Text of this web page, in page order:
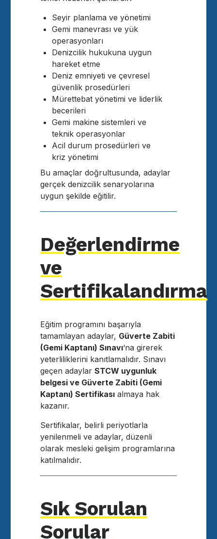
Seyir planlama ve yönetimi
Gemi manevrası ve yük
operasyonları
Denizcilik hukukuna uygun
hareket etme
Deniz emniyeti ve çevresel
güvenlik prosedürleri
Mürettebat yönetimi ve liderlik
becerileri
Gemi makine sistemleri ve
teknik operasyonlar
Acil durum prosedürleri ve
kriz yönetimi
Bu amaçlar doğrultusunda, adaylar
gerçek denizcilik senaryolarına
uygun şekilde eğitilir.
Değerlendirme
ve
Sertifikalandırma
Eğitim programını başarıyla
tamamlayan adaylar, Güverte Zabiti
(Gemi Kaptanı) Sınavı‘na girerek
yeterliliklerini kanıtlamalıdır. Sınavı
geçen adaylarSTCW uygunluk
belgesi ve Güverte Zabiti (Gemi
Kaptanı) Sertifikası almaya hak
kazanır.
Sertifikalar, belirli periyotlarla
yenilenmeli ve adaylar, düzenli
olarak mesleki gelişim programlarına
katılmalıdır.
Sık Sorulan
Sorular